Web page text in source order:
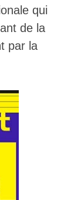
qui
de la
par la